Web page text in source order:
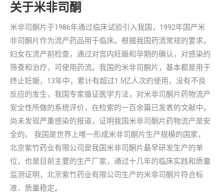
关于米非司酮
米非司酮片于1986年通过临床试验引入我国，1992年国产米
非司酮片作为流产药品用于临床。根据我国药流常规的要求，
妇女在流产前检查，通过对宫内妊娠和孕期的确认，对感染的
筛查和治疗，可使用药流。我国的米非司酮片，基本都是用于
终止妊娠，13年中，累计有超过1.5亿人次的使用，没有不良
反应的发生，我国专家循证医学方法，对米非司酮片药物流产
安全性所做的系统评价，在检索的一百余篇已发表的文献中，
尚未发现严重感染的报道，证明我国米非司酮片药物流产是安
全的。 我国是世界上唯一形成米非司酮片生产规模的国家，
北京紫竹药业有限公司是我国米非司酮片最早研发生产的单
位，也是目前主要的生产厂家，通过十几年的临床实践和质量
监测证明，北京紫竹药业有限公司生产的米非司酮片符合标
准、质量稳定。